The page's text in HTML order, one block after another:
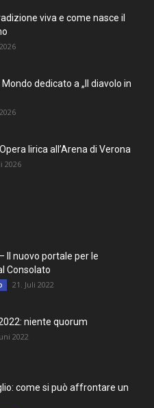
viva e come nasce il
dedicato a „Il diavolo in
lirica all’Arena di Verona
2026
Il nuovo portale per le
Consolato
21. Juli 2022
niente quorum
2022
come si può affrontare un